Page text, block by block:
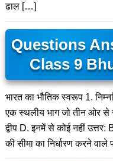
ढाल […]
Questions
Class 9
भारत का भौतिक स्वरूप 1.
एक स्थलीय भाग जो तीन ओर से
द्वीप D. इनमें से कोई नहीं उत्तर:
की सीमा का निर्धारण करने वाले